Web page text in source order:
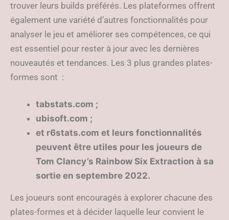
trouver leurs builds préférés. Les plateformes offrent
également une variété d’autres fonctionnalités pour
analyser le jeu et améliorer ses compétences, ce qui
est essentiel pour rester à jour avec les dernières
nouveautés et tendances. Les 3 plus grandes plates-
formes sont :
tabstats.com ;
ubisoft.com ;
et r6stats.com et leurs fonctionnalités
peuvent être utiles pour les joueurs de
Tom Clancy’s Rainbow Six Extraction à sa
sortie en septembre 2022.
Les joueurs sont encouragés à explorer chacune des
plates-formes et à décider laquelle leur convient le